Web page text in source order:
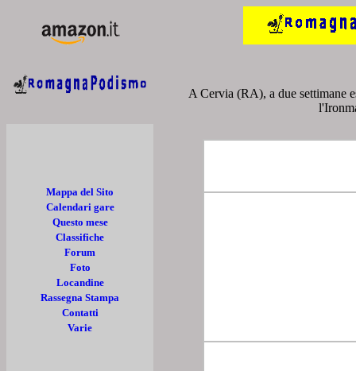
A Cervia (RA), a due settimane
Mappa del Sito
Calendari gare
Questo mese
Classifiche
Forum
Foto
Locandine
Rassegna Stampa
Contatti
Varie